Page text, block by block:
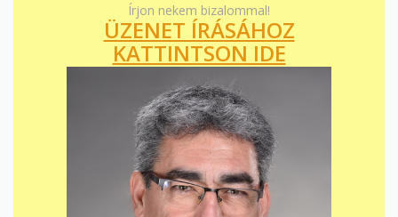
Írjon nekem bizalommal!
ÜZENET ÍRÁSÁHOZ
KATTINTSON IDE